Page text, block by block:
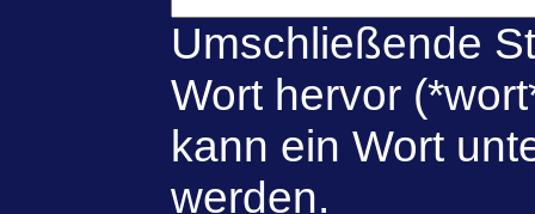
Umschließende
Wort hervor
kann ein Wort
werden.